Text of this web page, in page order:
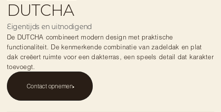
DUTCHA
Eigentijds en uitnodigend
De DUTCHA combineert modern design met praktische
functionaliteit. De kenmerkende combinatie van zadeldak en plat
dak creëert ruimte voor een dakterras, een speels detail dat karakter
toevoegt.
Contact opnemen